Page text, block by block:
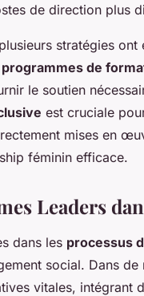
de direction plus
stratégies
programmes de
le soutien
est cruciale
mises en
féminin efficace.
Leaders
dans les processus
social. Dans
vitales, intégrant